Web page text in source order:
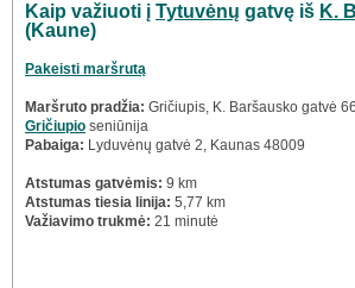
Kaip važiuoti į Tytuvėnų gatvę iš K.
(Kaune)
Pakeisti maršrutą
Maršruto pradžia: Gričiupis, K. Baršausko gatvė
Gričiupio seniūnija
Pabaiga: Lyduvėnų gatvė 2, Kaunas 48009
Atstumas gatvėmis: 9 km
Atstumas tiesia linija: 5,77 km
Važiavimo trukmė: 21 minutė